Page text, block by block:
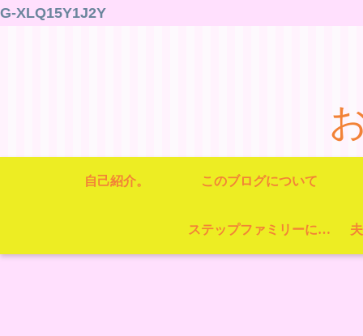
G-XLQ15Y1J2Y
自己紹介。 このブログについて
ステップファミリーについて